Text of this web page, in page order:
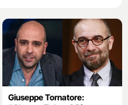
Giuseppe Tornatore: